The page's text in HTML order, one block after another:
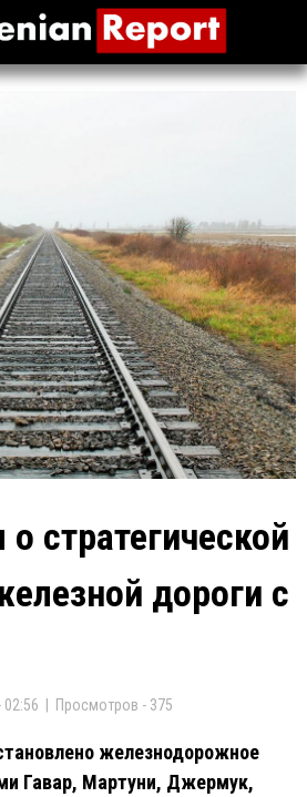
стратегической
дороги с
| Просмотров - 375
железнодорожное
Гавар, Мартуни, Джермук,